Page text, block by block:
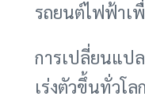
รถยนต์ไฟฟ้าเ
การเปลี่ยนแป
เร่งตัวขึ้นทั่วโ